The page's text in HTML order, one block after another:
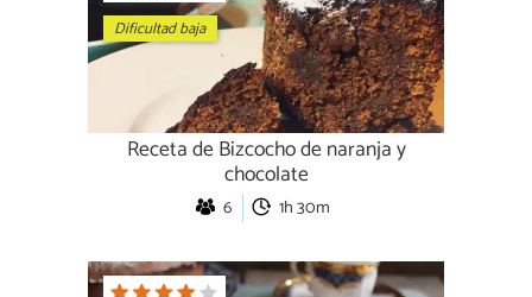
Dificultad baja
Receta de Bizcocho de naranja y
chocolate
6 1h 30m